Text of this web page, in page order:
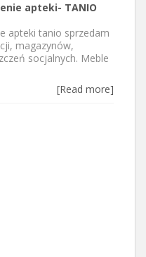
apteki- TANIO
apteki tanio sprzedam
magazynów,
socjalnych. Meble
[Read more]